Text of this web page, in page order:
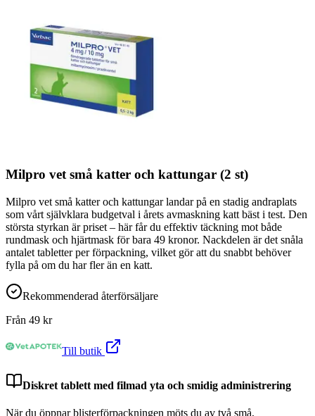
Milpro vet små katter och kattungar (2 st)
Milpro vet små katter och kattungar landar på en stadig andraplats
som vårt självklara budgetval i årets avmaskning katt bäst i test. Den
största styrkan är priset – här får du effektiv täckning mot både
rundmask och hjärtmask för bara 49 kronor. Nackdelen är det snåla
antalet tabletter per förpackning, vilket gör att du snabbt behöver
fylla på om du har fler än en katt.
Rekommenderad återförsäljare
Från 49 kr
Till butik
Diskret tablett med filmad yta och smidig administrering
När du öppnar blisterförpackningen möts du av två små,